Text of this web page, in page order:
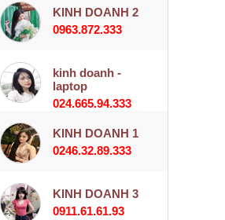
KINH DOANH 2
0963.872.333
kinh doanh -
laptop
024.665.94.333
KINH DOANH 1
0246.32.89.333
KINH DOANH 3
0911.61.61.93